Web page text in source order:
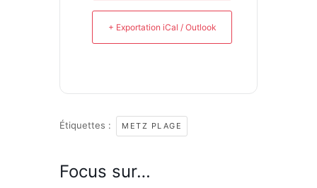
+ Exportation iCal / Outlook
Étiquettes : METZ PLAGE
Focus sur…